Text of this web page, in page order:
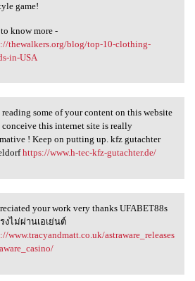
game!
know more -
thewalkers.org/blog/top-10-clothing-
in-USA
some of your
reading some of your content on this website
conceive this internet site is really
! Keep on putting up. kfz gutachter
https://www.h-tec-kfz-gutachter.de/
your work very
your work very thanks UFABET88s
งไม่ผ่านเอเย่นต์
www.tracyandmatt.co.uk/astraware_releases